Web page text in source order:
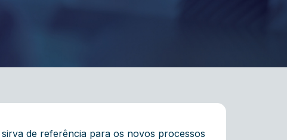
de referência para os novos processos